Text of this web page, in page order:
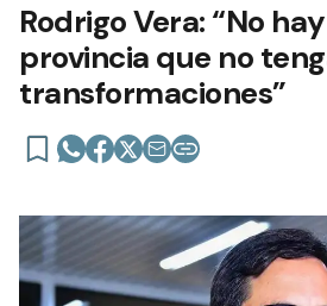
Rodrigo Vera: “No
provincia que no
transformaciones”